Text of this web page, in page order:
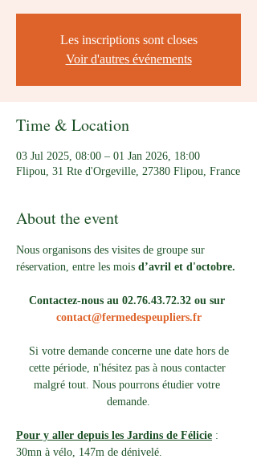
Les inscriptions sont closes
Voir d'autres événements
Time & Location
03 Jul 2025, 08:00 – 01 Jan 2026, 18:00
Flipou, 31 Rte d'Orgeville, 27380 Flipou, France
About the event
Nous organisons des visites de groupe sur
réservation, entre les mois d’avril et d'octobre.
Contactez-nous au 02.76.43.72.32 ou sur
contact@fermedespeupliers.fr
Si votre demande concerne une date hors de
cette période, n'hésitez pas à nous contacter
malgré tout. Nous pourrons étudier votre
demande.
Pour y aller depuis les Jardins de Félicie :
30mn à vélo, 147m de dénivelé.